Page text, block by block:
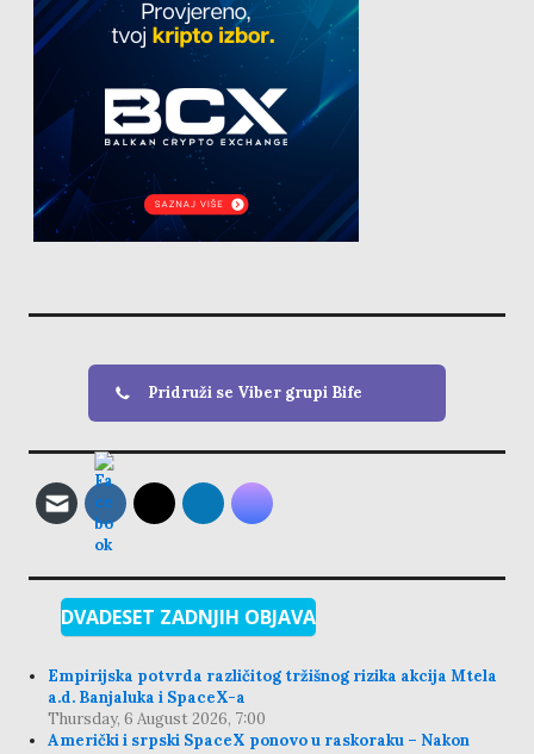
Pridruži se Viber grupi Bife
DVADESET ZADNJIH OBJAVA
Empirijska potvrda različitog tržišnog rizika akcija Mtela
a.d. Banjaluka i SpaceX-a
Thursday, 6 August 2026, 7:00
Američki i srpski SpaceX ponovo u raskoraku – Nakon